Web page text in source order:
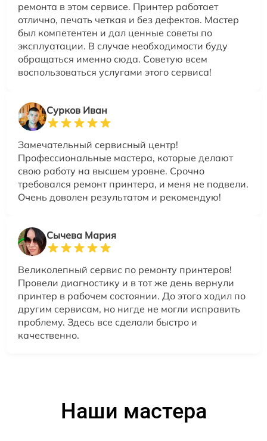
ремонта в этом сервисе. Принтер работает
отлично, печать четкая и без дефектов. Мастер
был компетентен и дал ценные советы по
эксплуатации. В случае необходимости буду
обращаться именно сюда. Советую всем
воспользоваться услугами этого сервиса!
Сурков Иван
Замечательный сервисный центр!
Профессиональные мастера, которые делают
свою работу на высшем уровне. Срочно
требовался ремонт принтера, и меня не подвели.
Очень доволен результатом и рекомендую!
Сычева Мария
Великолепный сервис по ремонту принтеров!
Провели диагностику и в тот же день вернули
принтер в рабочем состоянии. До этого ходил по
другим сервисам, но нигде не могли исправить
проблему. Здесь все сделали быстро и
качественно.
Наши мастера